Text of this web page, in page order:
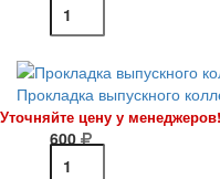
Прокладка выпускного
Уточняйте цену у менеджеров!
600